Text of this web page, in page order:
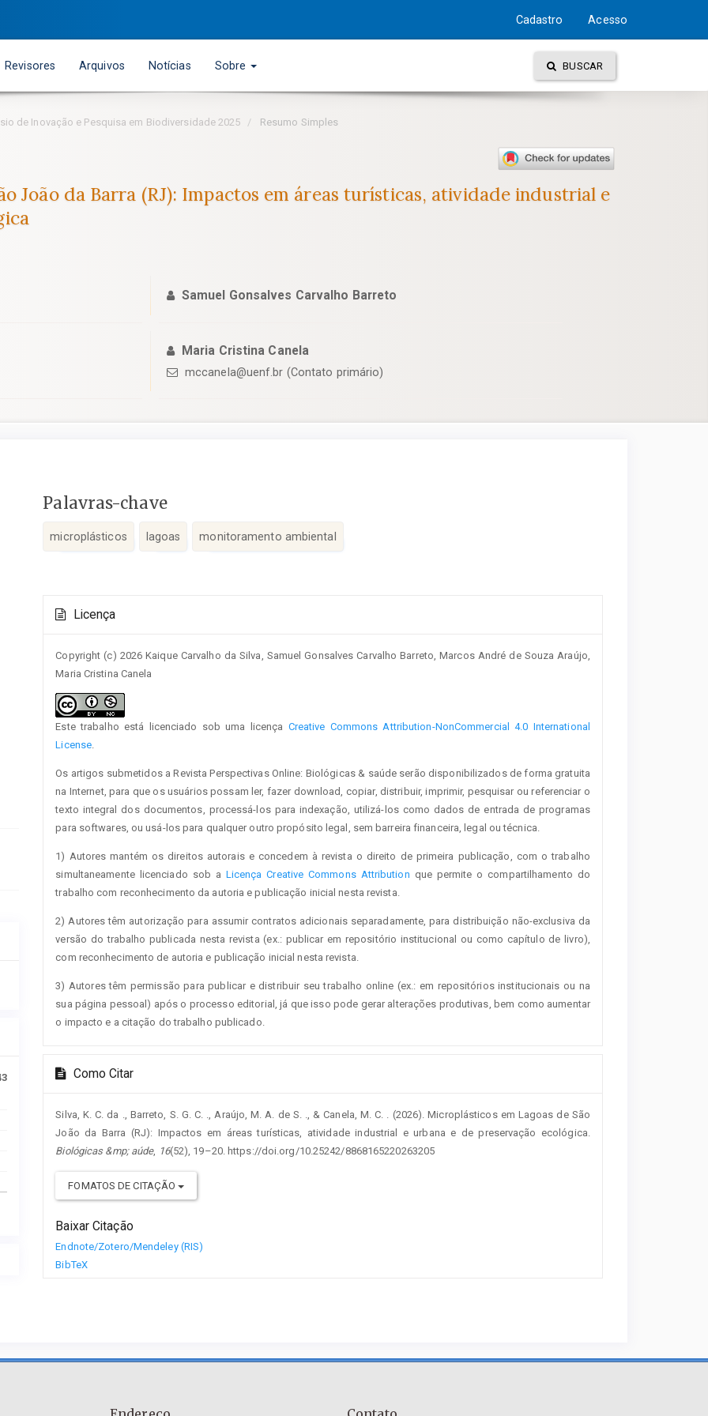
Cadastro Acesso
Revisores Arquivos Notícias Sobre BUSCAR
de Inovação e Pesquisa em Biodiversidade 2025 Resumo Simples
João da Barra (RJ): Impactos em áreas turísticas, atividade industrial e
Samuel Gonsalves Carvalho Barreto
Maria Cristina Canela
mccanela@uenf.br (Contato primário)
Conteúdo
artigo
Palavras-chave
microplásticos lagoas monitoramento ambiental
Detalhes
do
Licença
Copyright (c) 2026 Kaique Carvalho da Silva, Samuel Gonsalves Carvalho Barreto, Marcos André de Souza Araújo,
Maria Cristina Canela
Este trabalho está licenciado sob uma licença Creative Commons Attribution-NonCommercial 4.0 International
License.
Os artigos submetidos a Revista Perspectivas Online: Biológicas & saúde serão disponibilizados de forma gratuita
na Internet, para que os usuários possam ler, fazer download, copiar, distribuir, imprimir, pesquisar ou referenciar o
texto integral dos documentos, processá-los para indexação, utilizá-los como dados de entrada de programas
para softwares, ou usá-los para qualquer outro propósito legal, sem barreira financeira, legal ou técnica.
1) Autores mantém os direitos autorais e concedem à revista o direito de primeira publicação, com o trabalho
simultaneamente licenciado sob a Licença Creative Commons Attribution que permite o compartilhamento do
trabalho com reconhecimento da autoria e publicação inicial nesta revista.
2) Autores têm autorização para assumir contratos adicionais separadamente, para distribuição não-exclusiva da
versão do trabalho publicada nesta revista (ex.: publicar em repositório institucional ou como capítulo de livro),
com reconhecimento de autoria e publicação inicial nesta revista.
3) Autores têm permissão para publicar e distribuir seu trabalho online (ex.: em repositórios institucionais ou na
sua página pessoal) após o processo editorial, já que isso pode gerar alterações produtivas, bem como aumentar
o impacto e a citação do trabalho publicado.
Como Citar
Silva, K. C. da ., Barreto, S. G. C. ., Araújo, M. A. de S. ., & Canela, M. C. . (2026). Microplásticos em Lagoas de São
João da Barra (RJ): Impactos em áreas turísticas, atividade industrial e urbana e de preservação ecológica.
Biológicas &mp; aúde, 16(52), 19–20. https://doi.org/10.25242/8868165220263205
FOMATOS DE CITAÇÃO
Baixar Citação
Endnote/Zotero/Mendeley (RIS)
BibTeX